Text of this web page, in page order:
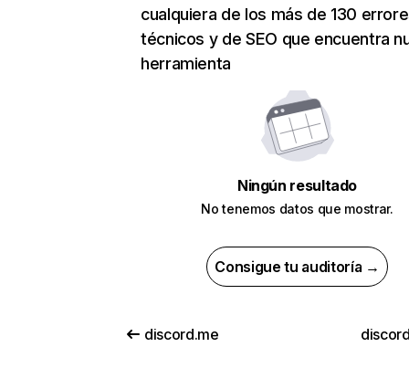
cualquiera de los más de 130
técnicos y de SEO que encuentra
herramienta
Ningún resultado
No tenemos datos que mostrar.
Consigue tu auditoría →
discord.me